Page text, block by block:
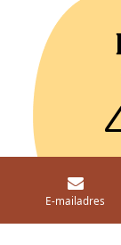
E-mailadres